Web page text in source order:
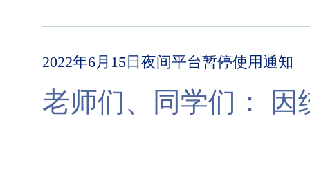
2022年6月15日夜间平台暂停使用通知
老